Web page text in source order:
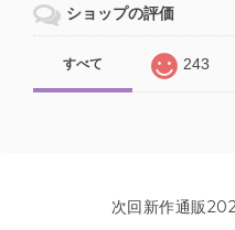
ショップの評価
すべて 243
次回新作通販